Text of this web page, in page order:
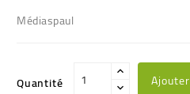
Médiaspaul
Quantité